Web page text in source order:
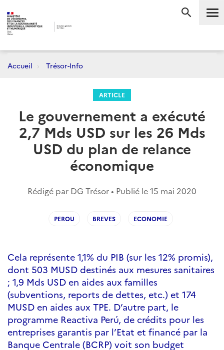
Accueil Trésor-Info
ARTICLE
Le gouvernement a exécuté
2,7 Mds USD sur les 26 Mds
USD du plan de relance
économique
Rédigé par DG Trésor • Publié le15 mai 2020
PEROU BREVES ECONOMIE
Cela représente 1,1% du PIB (sur les 12% promis),
dont 503 MUSD destinés aux mesures sanitaires
; 1,9 Mds USD en aides aux familles
(subventions, reports de dettes, etc.) et 174
MUSD en aides aux TPE. D’autre part, le
programme Reactiva Perú, de crédits pour les
entreprises garantis par l’Etat et financé par la
Banque Centrale (BCRP) voit son budget